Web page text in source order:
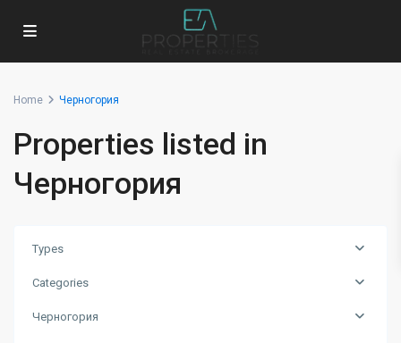
Home Черногория
Properties listed in
Черногория
Types
Categories
Черногория